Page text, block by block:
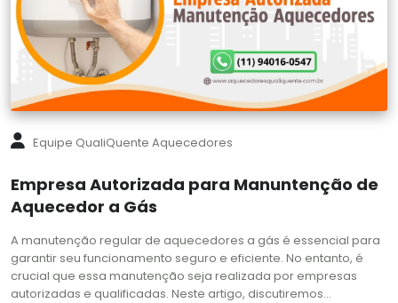
Equipe QualiQuente Aquecedores
Empresa Autorizada para Manuntenção de
Aquecedor a Gás
A manutenção regular de aquecedores a gás é essencial para
garantir seu funcionamento seguro e eficiente. No entanto, é
crucial que essa manutenção seja realizada por empresas
autorizadas e qualificadas. Neste artigo, discutiremos…